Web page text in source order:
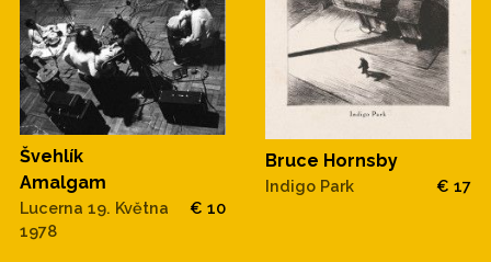
Švehlík
Amalgam
Lucerna 19. Května
1978
€ 10
Bruce Hornsby
Indigo Park € 17